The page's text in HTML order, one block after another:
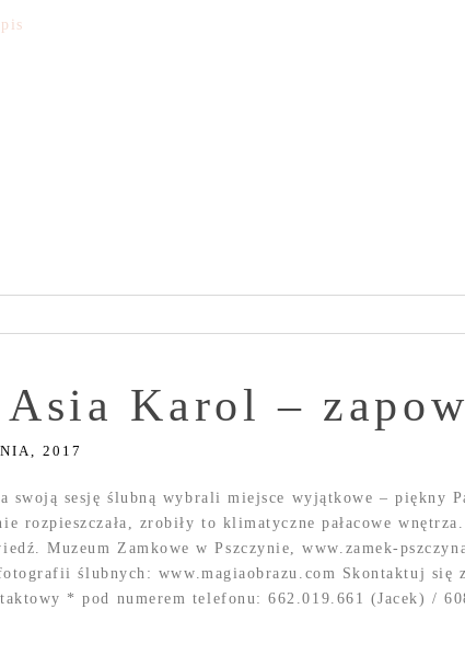
Asia Karol –
2017
swoją sesję ślubną wybrali miejsce wyjątkowe – piękny
rozpieszczała, zrobiły to klimatyczne pałacowe
Muzeum Zamkowe w Pszczynie, www.zamek-
ślubnych: www.magiaobrazu.com Skontaktuj się
* pod numerem telefonu: 662.019.661 (Jacek) /